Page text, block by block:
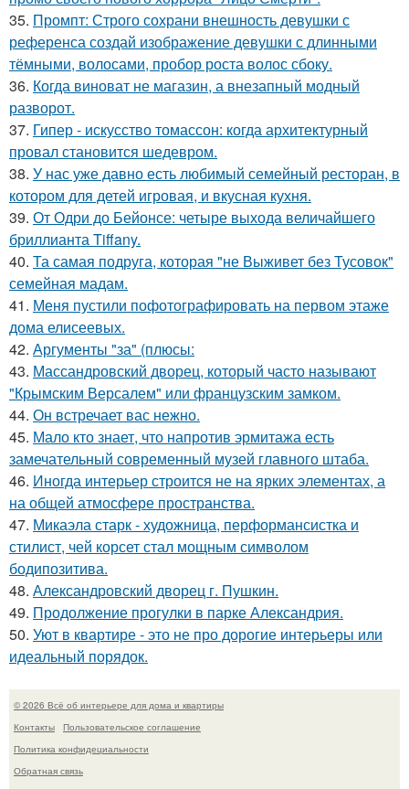
35. Промпт: Строго сохрани внешность девушки с
референса создай изображение девушки с длинными
тёмными, волосами, пробор роста волос сбоку.
36. Когда виноват не магазин, а внезапный модный
разворот.
37. Гипер - искусство томассон: когда архитектурный
провал становится шедевром.
38. У нас уже давно есть любимый семейный ресторан, в
котором для детей игровая, и вкусная кухня.
39. От Одри до Бейонсе: четыре выхода величайшего
бриллианта Tiffany.
40. Та самая подруга, которая "не Выживет без Тусовок"
семейная мадам.
41. Меня пустили пофотографировать на первом этаже
дома елисеевых.
42. Аргументы "за" (плюсы:
43. Массандровский дворец, который часто называют
"Крымским Версалем" или французским замком.
44. Он встречает вас нежно.
45. Мало кто знает, что напротив эрмитажа есть
замечательный современный музей главного штаба.
46. Иногда интерьер строится не на ярких элементах, а
на общей атмосфере пространства.
47. Микаэла старк - художница, перформансистка и
стилист, чей корсет стал мощным символом
бодипозитива.
48. Александровский дворец г. Пушкин.
49. Продолжение прогулки в парке Александрия.
50. Уют в квартире - это не про дорогие интерьеры или
идеальный порядок.
© 2026 Всё об интерьере для дома и квартиры
Контакты
Пользовательское соглашение
Политика конфидециальности
Обратная связь